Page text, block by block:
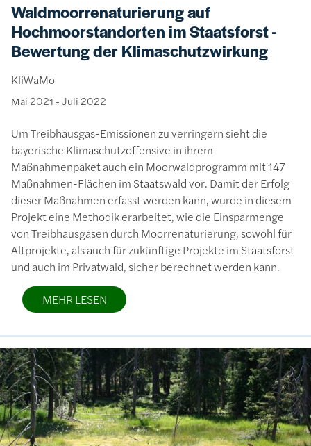
Waldmoorrenaturierung auf
Hochmoorstandorten im Staatsforst -
Bewertung der Klimaschutzwirkung
KliWaMo
Mai 2021 - Juli 2022
Um Treibhausgas-Emissionen zu verringern sieht die
bayerische Klimaschutzoffensive in ihrem
Maßnahmenpaket auch ein Moorwaldprogramm mit 147
Maßnahmen-Flächen im Staatswald vor. Damit der Erfolg
dieser Maßnahmen erfasst werden kann, wurde in diesem
Projekt eine Methodik erarbeitet, wie die Einsparmenge
von Treibhausgasen durch Moorrenaturierung, sowohl für
Altprojekte, als auch für zukünftige Projekte im Staatsforst
und auch im Privatwald, sicher berechnet werden kann.
MEHR LESEN
Bild